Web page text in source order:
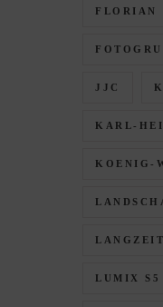
FLORIAN
JJC
KARL-
KOENIG-
LUMIX S5